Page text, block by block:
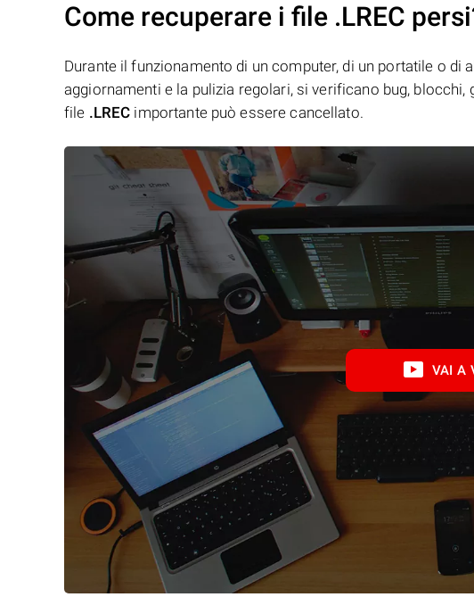
Come recuperare i file .LREC
Durante il funzionamento di un computer, di un portatile o
aggiornamenti e la pulizia regolari, si verificano bug,
file .LREC importante può essere cancellato.
VAI A